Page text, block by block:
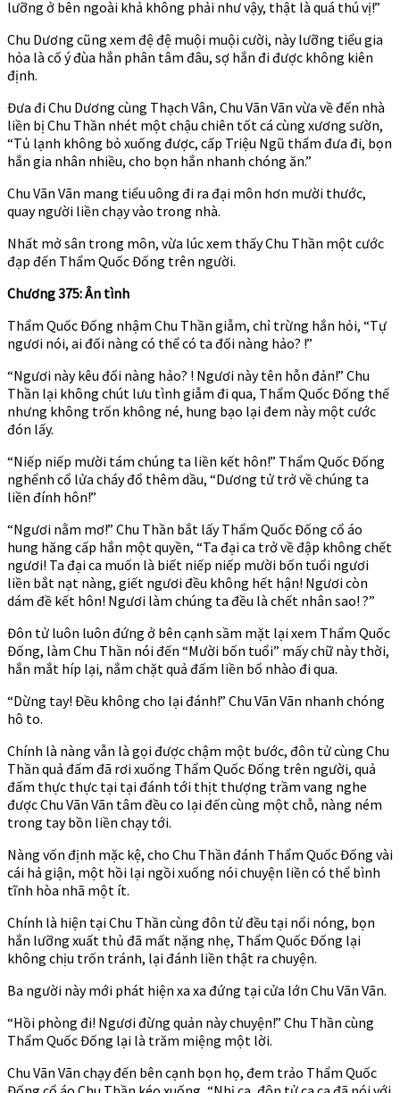
lưỡng ở bên ngoài khả không phải như vậy, thật là quá thú vị!”
Chu Dương cũng xem đệ đệ muội muội cười, này lưỡng tiểu gia
hỏa là cố ý đùa hắn phân tâm đâu, sợ hắn đi được không kiên
định.
Đưa đi Chu Dương cùng Thạch Vân, Chu Vãn Vãn vừa về đến nhà
liền bị Chu Thần nhét một chậu chiên tốt cá cùng xương sườn,
“Tủ lạnh không bỏ xuống được, cấp Triệu Ngũ thẩm đưa đi, bọn
hắn gia nhân nhiều, cho bọn hắn nhanh chóng ăn.”
Chu Vãn Vãn mang tiểu uông đi ra đại môn hơn mười thước,
quay người liền chạy vào trong nhà.
Nhất mở sân trong môn, vừa lúc xem thấy Chu Thần một cước
đạp đến Thẩm Quốc Đống trên người.
Chương 375: Ân tình
Thẩm Quốc Đống nhậm Chu Thần giẫm, chỉ trừng hắn hỏi, “Tự
ngươi nói, ai đối nàng có thể có ta đối nàng hảo? !”
“Ngươi này kêu đối nàng hảo? ! Ngươi này tên hỗn đản!” Chu
Thần lại không chút lưu tình giẫm đi qua, Thẩm Quốc Đống thế
nhưng không trốn không né, hung bạo lại đem này một cước
đón lấy.
“Niếp niếp mười tám chúng ta liền kết hôn!” Thẩm Quốc Đống
nghểnh cổ lửa cháy đổ thêm dầu, “Dương tử trở về chúng ta
liền đính hôn!”
“Ngươi nằm mơ!” Chu Thần bắt lấy Thẩm Quốc Đống cổ áo
hung hăng cấp hắn một quyền, “Ta đại ca trở về đập không chết
ngươi! Ta đại ca muốn là biết niếp niếp mười bốn tuổi ngươi
liền bắt nạt nàng, giết ngươi đều không hết hận! Ngươi còn
dám đề kết hôn! Ngươi làm chúng ta đều là chết nhân sao! ?”
Đôn tử luôn luôn đứng ở bên cạnh sầm mặt lại xem Thẩm Quốc
Đống, làm Chu Thần nói đến “Mười bốn tuổi” mấy chữ này thời,
hắn mắt híp lại, nắm chặt quả đấm liền bổ nhào đi qua.
“Dừng tay! Đều không cho lại đánh!” Chu Vãn Vãn nhanh chóng
hô to.
Chính là nàng vẫn là gọi được chậm một bước, đôn tử cùng Chu
Thần quả đấm đã rơi xuống Thẩm Quốc Đống trên người, quả
đấm thực thực tại tại đánh tới thịt thượng trầm vang nghe
được Chu Vãn Vãn tâm đều co lại đến cùng một chỗ, nàng ném
trong tay bồn liền chạy tới.
Nàng vốn định mặc kệ, cho Chu Thần đánh Thẩm Quốc Đống vài
cái hả giận, một hồi lại ngồi xuống nói chuyện liền có thể bình
tĩnh hòa nhã một ít.
Chính là hiện tại Chu Thần cùng đôn tử đều tại nổi nóng, bọn
hắn lưỡng xuất thủ đã mất nặng nhẹ, Thẩm Quốc Đống lại
không chịu trốn tránh, lại đánh liền thật ra chuyện.
Ba người này mới phát hiện xa xa đứng tại cửa lớn Chu Vãn Vãn.
“Hồi phòng đi! Ngươi đừng quản này chuyện!” Chu Thần cùng
Thẩm Quốc Đống lại là trăm miệng một lời.
Chu Vãn Vãn chạy đến bên cạnh bọn họ, đem trảo Thẩm Quốc